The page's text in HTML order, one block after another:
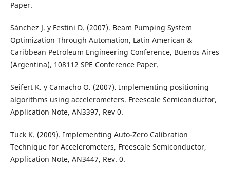
Paper.
Sánchez J. y Festini D. (2007). Beam Pumping System
Optimization Through Automation, Latin American &
Caribbean Petroleum Engineering Conference, Buenos Aires
(Argentina), 108112 SPE Conference Paper.
Seifert K. y Camacho O. (2007). Implementing positioning
algorithms using accelerometers. Freescale Semiconductor,
Application Note, AN3397, Rev 0.
Tuck K. (2009). Implementing Auto-Zero Calibration
Technique for Accelerometers, Freescale Semiconductor,
Application Note, AN3447, Rev. 0.